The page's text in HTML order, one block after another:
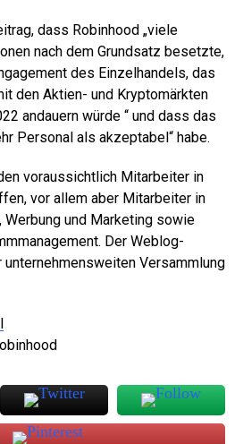
dass Robinhood „viele
nach dem Grundsatz besetzte,
des Einzelhandels, das
den Aktien- und Kryptomärkten
andauern würde “ und dass das
Personal als akzeptabel“ habe.
voraussichtlich Mitarbeiter in
vor allem aber Mitarbeiter in
Werbung und Marketing sowie
Der Weblog-
unternehmensweiten Versammlung